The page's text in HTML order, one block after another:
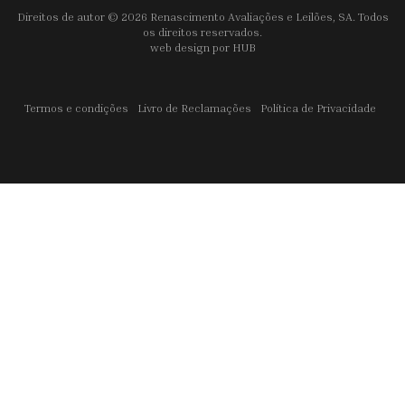
Direitos de autor © 2026 Renascimento Avaliações e Leilões, SA. Todos
os direitos reservados.
web design por HUB
Termos e condições Livro de Reclamações Política de Privacidade